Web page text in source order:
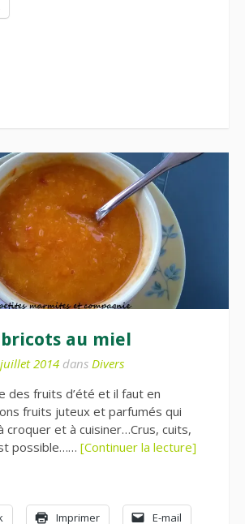
au miel
2014 dans Divers
des fruits d’été et il faut en
fruits juteux et parfumés qui
croquer et à cuisiner…Crus, cuits,
possible…… [Continuer la lecture]
Imprimer E-mail